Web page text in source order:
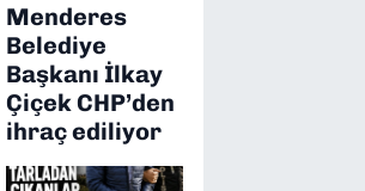
Menderes
Belediye
Başkanı İlkay
Çiçek CHP’den
ihraç ediliyor